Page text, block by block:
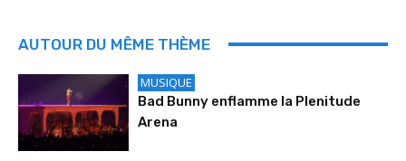
AUTOUR DU MÊME THÈME
MUSIQUE
Bad Bunny enflamme la Plenitude
Arena